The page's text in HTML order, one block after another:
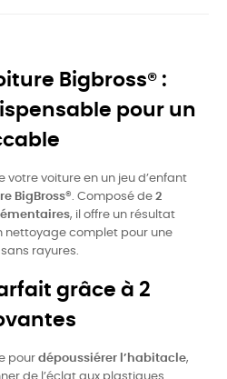
Bigbross® :
pour un
votre voiture en un jeu d’enfant
BigBross®. Composé de 2
, il offre un résultat
nettoyage complet pour une
rayures.
grâce à 2
pour dépoussiérer l’habitacle,